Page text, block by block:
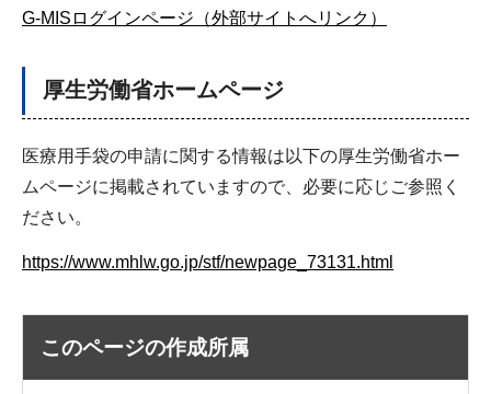
G-MISログインページ（外部サイトへリンク）
厚生労働省ホームページ
医療用手袋の申請に関する情報は以下の厚生労働省ホー
ムページに掲載されていますので、必要に応じご参照く
ださい。
https://www.mhlw.go.jp/stf/newpage_73131.html
このページの作成所属